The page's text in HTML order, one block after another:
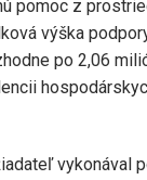
pomoc z
výška
po 2,06
vykonával